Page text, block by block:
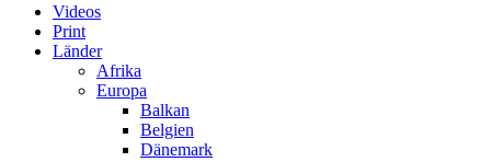
Videos
Print
Länder
Afrika
Europa
Balkan
Belgien
Dänemark